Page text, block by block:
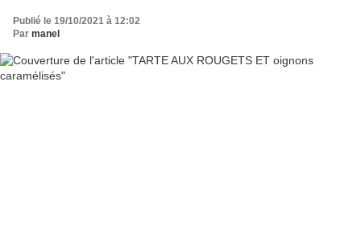
Publié le 19/10/2021 à 12:02
Par manel